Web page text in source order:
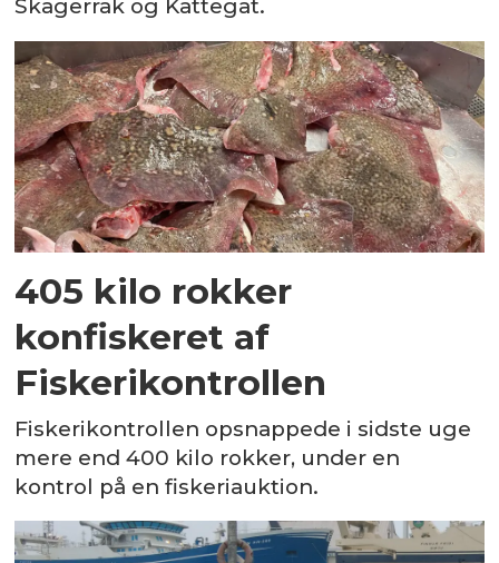
Skagerrak og Kattegat.
405 kilo rokker
konfiskeret af
Fiskerikontrollen
Fiskerikontrollen opsnappede i sidste uge
mere end 400 kilo rokker, under en
kontrol på en fiskeriauktion.